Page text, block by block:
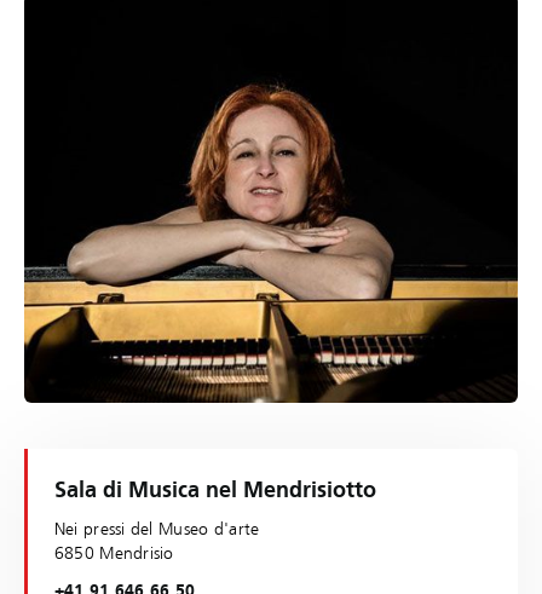
Sala di Musica nel Mendrisiotto
Nei pressi del Museo d'arte
6850 Mendrisio